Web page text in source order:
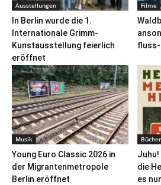
Ausstellungen
In Berlin wurde die 1.
Internationale Grimm-
Kunstausstellung feierlich
eröffnet
Filme
fluss-
Musik
Young Euro Classic 2026 in
der Migrantenmetropole
Berlin eröffnet
Bücher
Juhu!
die
es